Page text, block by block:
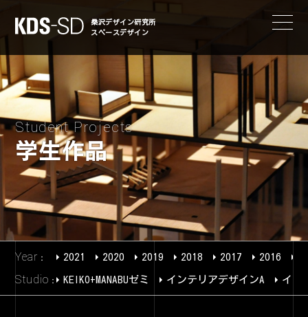
KDS-SD
桑沢デザイン研究所
スペースデザイン
Student Projects
学生作品
Year 2021 2020 2019 2018 2017 2016
Studio KEIKO+MANABUゼミ インテリアデザインA イン